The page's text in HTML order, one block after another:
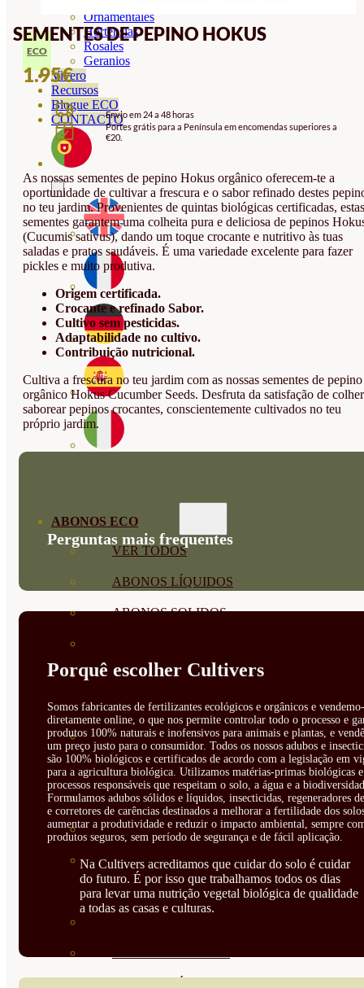
Ornamentales
Hortensias
Rosales
Geranios
Vivero
Recursos
Blogue ECO
CONTACTO
ABONOS ECO
VER TODOS
ABONOS LÍQUIDOS
ABONOS SOLIDOS
SUSTRATOS Y
DECORATIVAS
CORRECTORES DE
CARENCIAS
ENRAIZANTES
MADURACIÓN Y ENGORDE
REGENERADORES DEL
SUELO
SEMENTES DE PEPINO HOKUS
ECO
1.95€
Envio em 24 a 48 horas
Portes grátis para a Península em encomendas superiores a
€20.
As nossas sementes de pepino Hokus orgânico oferecem-te a
oportunidade de cultivar a frescura e o sabor refinado destes
no teu jardim. Provenientes de quintas biológicas certificadas, estas
sementes garantem uma colheita pura e deliciosa de pepinos
(Cucumis sativus), dando um toque crocante e nutritivo às tuas
saladas e pratos saudáveis. É uma variedade excelente para fazer
pickles e muito produtiva.
Origem certificada.
Crocante e refinado Sabor.
Cultivo sem pesticidas.
Adaptabilidade no cultivo.
Contribuição nutricional.
Cultiva a frescura no teu jardim com as nossas sementes de pepino
orgânico Hokus Cucumber Seeds. Desfruta da satisfação de
saborear pepinos crocantes, conscientemente cultivados no teu
próprio jardim.
Perguntas mais frequentes
Porquê escolher Cultivers
Somos fabricantes de fertilizantes ecológicos e orgânicos e
diretamente online, o que nos permite controlar todo o processo e
produtos 100% naturais e inofensivos para animais e plantas, e
um preço justo para o consumidor. Todos os nossos adubos e
são 100% biológicos e certificados de acordo com a legislação em
para a agricultura biológica. Utilizamos matérias-primas biológicas e
processos responsáveis que respeitam o solo, a água e a
Formulamos adubos sólidos e líquidos, insecticidas, regeneradores
e corretores de carências destinados a melhorar a fertilidade dos
aumentar a produtividade e reduzir o impacto ambiental, sempre
produtos seguros, sem período de segurança e de fácil aplicação.
Na Cultivers acreditamos que cuidar do solo é cuidar
do futuro. É por isso que trabalhamos todos os dias
para levar uma nutrição vegetal biológica de qualidade
a todas as casas e culturas.